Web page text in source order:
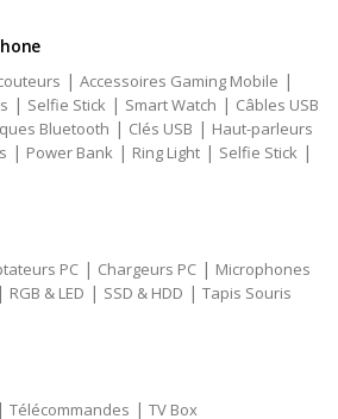
| Accessoires Gaming Mobile |
| Selfie Stick | Smart Watch | Câbles USB
Bluetooth | Clés USB | Haut-parleurs
| Power Bank | Ring Light | Selfie Stick |
PC | Chargeurs PC | Microphones
| RGB & LED | SSD & HDD | Tapis Souris
| Télécommandes | TV Box